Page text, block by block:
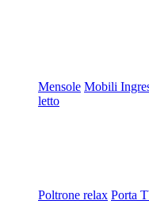
Mensole Mobili
letto
Poltrone relax Porta